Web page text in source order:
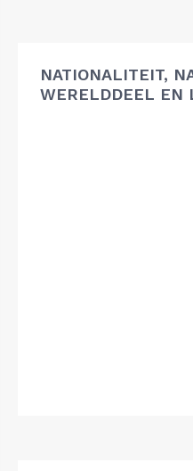
NATIONALITEIT,
WERELDDEEL EN